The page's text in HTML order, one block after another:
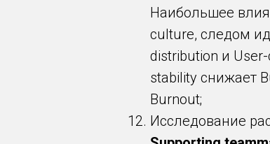
Наибольшее
culture, следом
distribution и
stability снижает
Burnout;
Исследование